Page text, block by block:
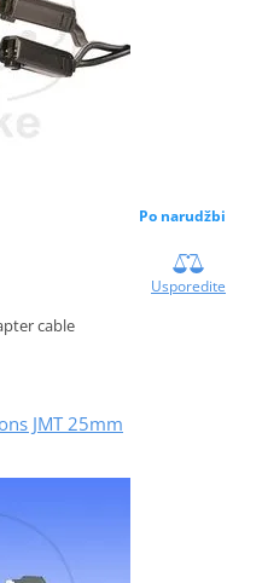
Po narudžbi
Usporedite
cable
JMT 25mm